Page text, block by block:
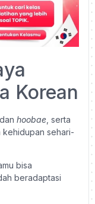
Korean
dan hoobae , serta
kehidupan sehari-
bisa
beradaptasi